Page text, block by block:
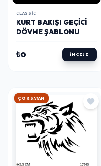
CLASSIC
KURT BAKIŞI GEÇICI
DÖVME ŞABLONU
₺0 İNCELE
HIZLI KARGO